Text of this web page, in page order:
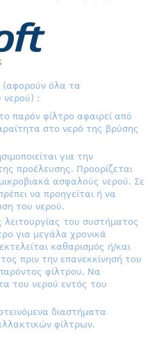
(αφορούν όλα τα
νερού) :
παρόν φίλτρο αφαιρεί από
στο νερό της βρύσης
για την
προέλευσης. Προορίζεται
ασφαλούς νερού. Σε
να προηγείται ή να
του νερού.
λειτουργίας του συστήματος
για μεγάλα χρονικά
καθαρισμός ή/και
πριν την επανεκκίνησή του
φίλτρου. Να
του νερού εντός του
διαστήματα
φίλτρων.